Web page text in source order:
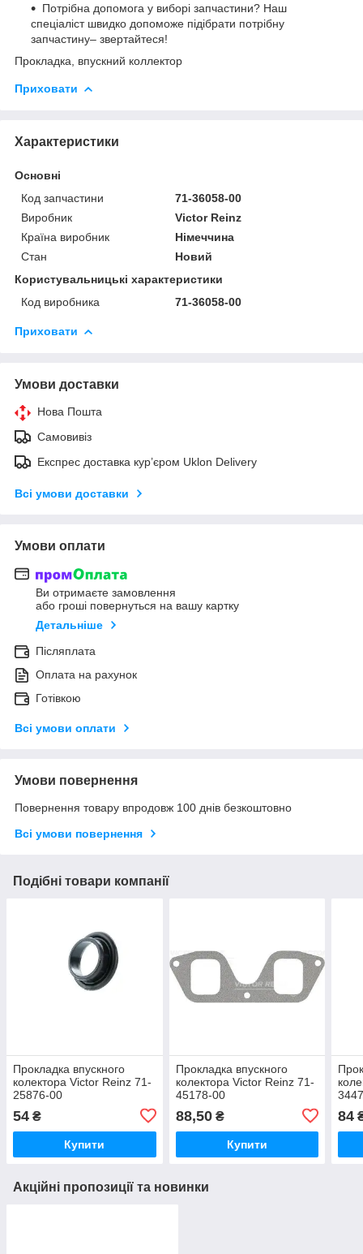
Потрібна допомога у виборі запчастини? Наш
спеціаліст швидко допоможе підібрати потрібну
запчастину– звертайтеся!
Прокладка, впускний коллектор
Приховати
Характеристики
Основні
Код запчастини
71-36058-00
Виробник
Victor Reinz
Країна виробник
Німеччина
Стан
Новий
Користувальницькі характеристики
Код виробника
71-36058-00
Приховати
Умови доставки
Нова Пошта
Самовивіз
Експрес доставка кур’єром Uklon Delivery
Всі умови доставки
Умови оплати
Ви отримаєте замовлення
або гроші повернуться на вашу картку
Детальніше
Післяплата
Оплата на рахунок
Готівкою
Всі умови оплати
Умови повернення
Повернення товару впродовж 100 днів безкоштовно
Всі умови повернення
Подібні товари компанії
Прокладка впускного
колектора Victor Reinz 71-
25876-00
54 ₴
Купити
Прокладка впускного
колектора Victor Reinz 71-
45178-00
88,50₴
Купити
84
Акційні пропозиції та новинки